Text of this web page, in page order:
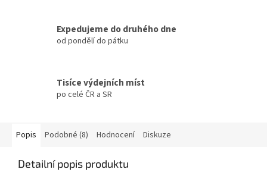
Expedujeme do druhého dne
od pondělí do pátku
Tisíce výdejních míst
po celé ČR a SR
Popis Podobné (8) Hodnocení Diskuze
Detailní popis produktu